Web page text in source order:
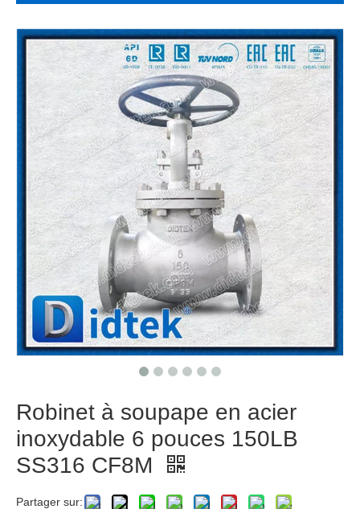
Robinet à soupape en acier
inoxydable 6 pouces 150LB
SS316 CF8M
Partager sur: